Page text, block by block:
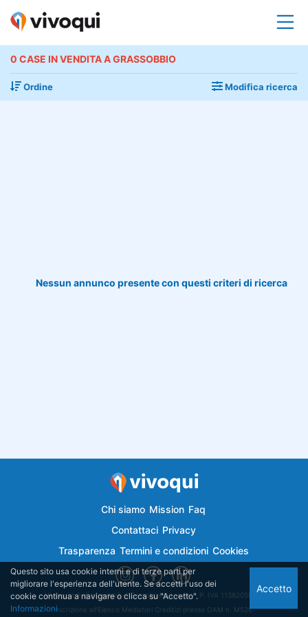
0 CASE IN VENDITA A GRASSOBBIO
Ordine Modifica ricerca
Nessun annunco presente con questi criteri di ricerca
Chi siamo Mission Faq
Contattaci Privacy
Trasparenza Termini e condizioni Cookies
Vivoqui.it è di proprietà di Semplicemutuo Srl - P. IVA 11382050018
Iscrizione all'Elenco Mediatori Creditizi presso OAM n. M526
Questo sito usa cookie interni e di terze parti per
migliorare l'esperienza dell'utente. Se accetti l'uso dei
cookie continua a navigare o clicca su "Accetto".
Informazioni
Accetto